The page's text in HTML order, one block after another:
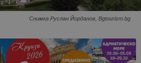
Снимка Руслан Йорданов, Bgtourism.bg